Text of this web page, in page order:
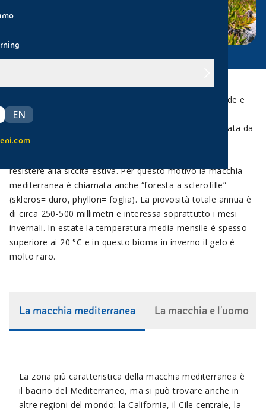
EN
eni.com
Questo tipo di ambiente è caratterizzato da estati calde e
secche e da inverni miti e piovosi. Questo influenza
notevolmente la vegetazione, che è quindi caratterizzata da
piante basse, legnose, perenni, a struttura di tipo
resistere alla siccità estiva. Per questo motivo la macchia
mediterranea è chiamata anche “foresta a sclerofille”
(skleros= duro, phyllon= foglia). La piovosità totale annua è
di circa 250-500 millimetri e interessa soprattutto i mesi
invernali. In estate la temperatura media mensile è spesso
superiore ai 20 °C e in questo bioma in inverno il gelo è
molto raro.
La macchia mediterranea La macchia e l'uomo
La zona più caratteristica della macchia mediterranea è
il bacino del Mediterraneo, ma si può trovare anche in
altre regioni del mondo: la California, il Cile centrale, la